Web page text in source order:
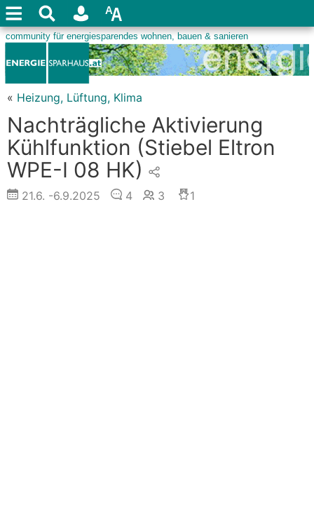
« Heizung, Lüftung, Klima
Nachträgliche Aktivierung
Kühlfunktion (Stiebel Eltron
WPE-I 08 HK)
21.6. -6.9.2025 4 3 1